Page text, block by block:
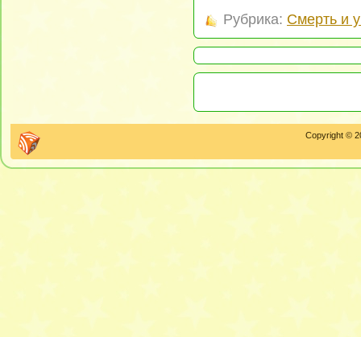
Рубрика: Смерть и
Copyright ©